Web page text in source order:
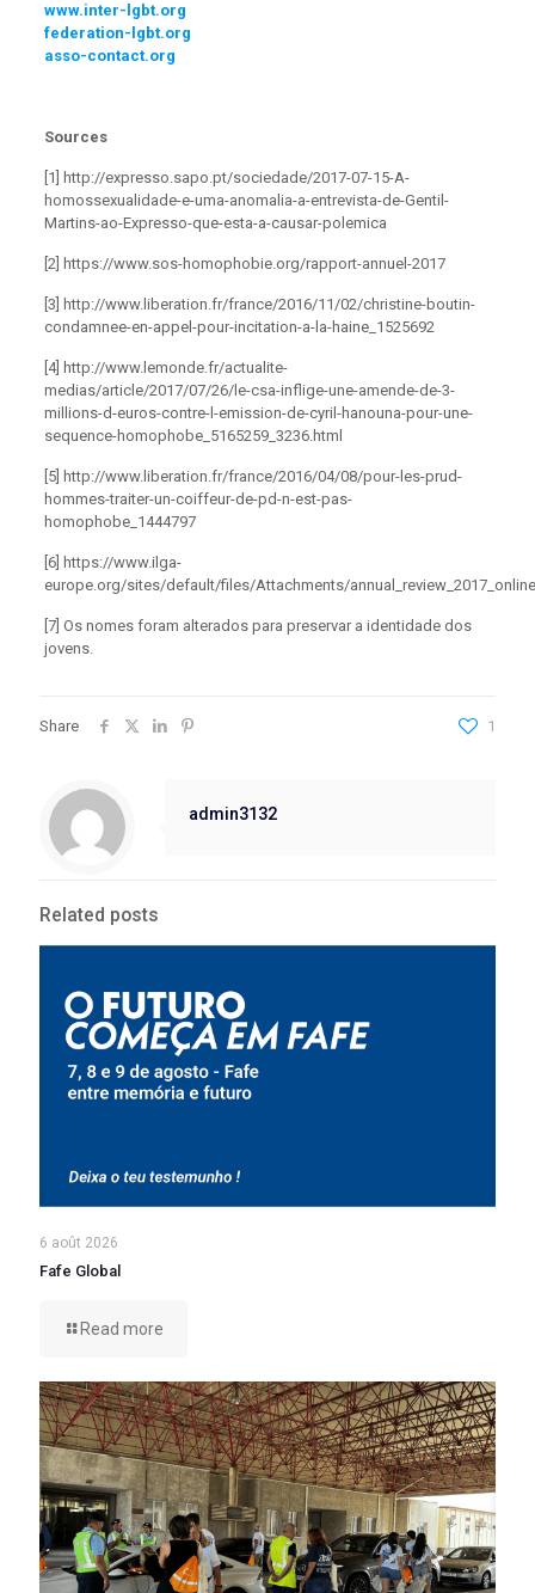
www.inter-lgbt.org
federation-lgbt.org
asso-contact.org
Sources
[1] http://expresso.sapo.pt/sociedade/2017-07-15-A-
homossexualidade-e-uma-anomalia-a-entrevista-de-Gentil-
Martins-ao-Expresso-que-esta-a-causar-polemica
[2] https://www.sos-homophobie.org/rapport-annuel-2017
[3] http://www.liberation.fr/france/2016/11/02/christine-boutin-
condamnee-en-appel-pour-incitation-a-la-haine_1525692
[4] http://www.lemonde.fr/actualite-
medias/article/2017/07/26/le-csa-inflige-une-amende-de-3-
millions-d-euros-contre-l-emission-de-cyril-hanouna-pour-une-
sequence-homophobe_5165259_3236.html
[5] http://www.liberation.fr/france/2016/04/08/pour-les-prud-
hommes-traiter-un-coiffeur-de-pd-n-est-pas-
homophobe_1444797
[6] https://www.ilga-
europe.org/sites/default/files/Attachments/
[7] Os nomes foram alterados para preservar a identidade dos
jovens.
Share 1
admin3132
Related posts
6 août 2026
Fafe Global
Read more